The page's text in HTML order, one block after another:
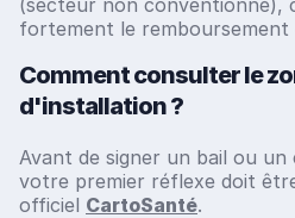
(secteur non conventionné),
fortement le remboursement
Comment consulter le
d'installation ?
Avant de signer un bail ou un
votre premier réflexe doit
officiel CartoSanté.